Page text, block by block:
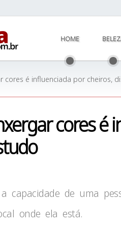
HOME
cores é influenciada por cheiros,
cores é
capacidade de uma
onde ela está.